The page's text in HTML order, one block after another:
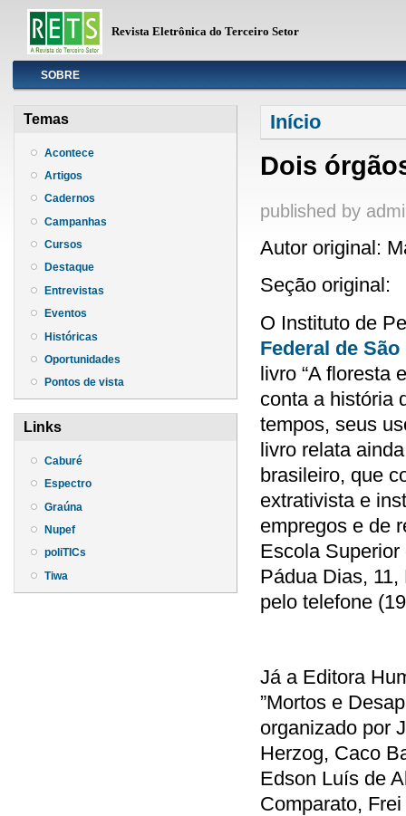
Revista Eletrônica do Terceiro Setor
InfoSOBRE
Temas
Acontece
Artigos
Cadernos
Campanhas
Cursos
Destaque
Entrevistas
Eventos
Históricas
Oportunidades
Pontos de vista
Links
Caburé
Espectro
Graúna
Nupef
poliTICs
Tiwa
Você está aqui
Início
Dois
published by
Autor original:
Seção original:
O Instituto de
Federal de São
livro “A floresta
conta a história
tempos, seus
livro relata
brasileiro, que
extrativista e
empregos e de
Escola
Pádua Dias,
pelo telefone
Já a Editora
”Mortos e
organizado por
Herzog, Caco
Edson Luís de
Comparato,